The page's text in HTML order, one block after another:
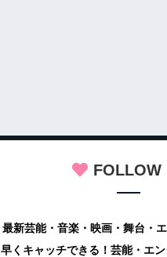
FOLLOW
最新芸能・音楽・映画・舞台・
早くキャッチできる！芸能・エ